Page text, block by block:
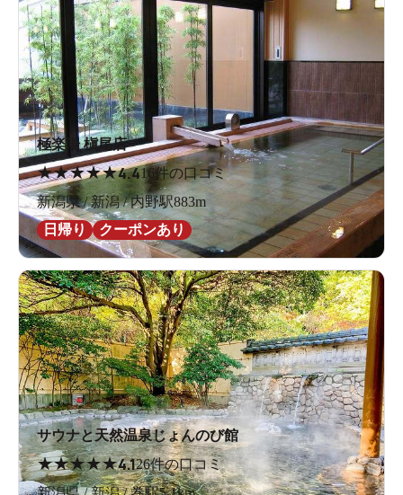
極楽湯 槇尾店
★★★★★4.416件の口コミ
新潟県 / 新潟 / 内野駅883m
日帰り
クーポンあり
サウナと天然温泉じょんのび館
★★★★★4.126件の口コミ